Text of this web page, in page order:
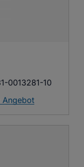
0013281-10
Angebot